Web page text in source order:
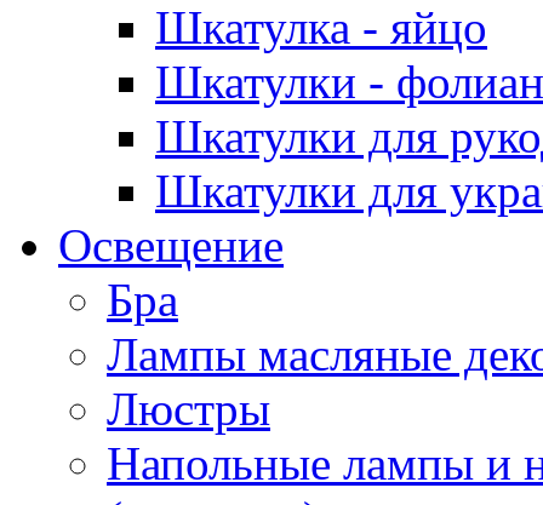
Шкатулка - яйцо
Шкатулки -
Шкатулки для
Шкатулки для
Освещение
Бра
Лампы масляные
Люстры
Напольные лампы и